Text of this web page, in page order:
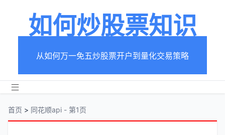
如何炒股票知识
从如何万一免五炒股票开户到量化交易策略
首页 > 同花顺api - 第1页